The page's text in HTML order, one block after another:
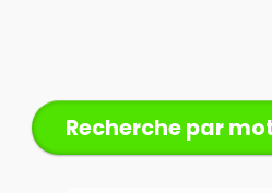
Recherche par